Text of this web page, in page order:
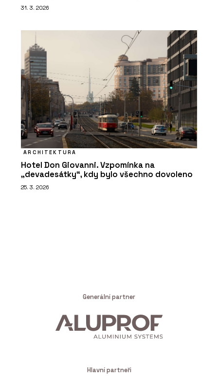
31. 3. 2026
ARCHITEKTURA
Hotel Don Giovanni. Vzpomínka na
„devadesátky“, kdy bylo všechno dovoleno
25. 3. 2026
Generální partner
Hlavní partneři